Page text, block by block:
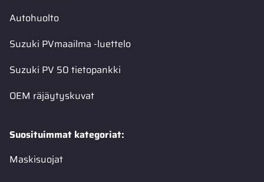
Autohuolto
Suzuki PVmaailma -luettelo
Suzuki PV 50 tietopankki
OEM räjäytyskuvat
Suosituimmat kategoriat:
Maskisuojat